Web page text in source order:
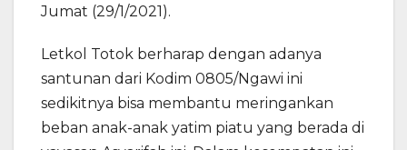
Jumat (29/1/2021).
Letkol Totok berharap dengan adanya
santunan dari Kodim 0805/Ngawi ini
sedikitnya bisa membantu meringankan
beban anak-anak yatim piatu yang berada di